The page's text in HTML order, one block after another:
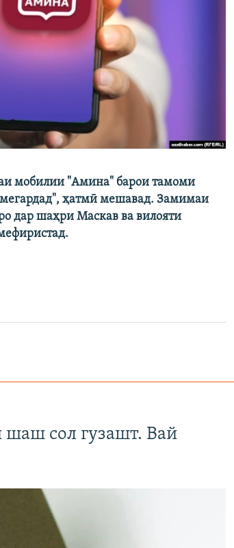
мобилии "Амина" барои тамоми
мегардад", ҳатмӣ мешавад. Замимаи
дар шаҳри Маскав ва вилояти
шаш сол гузашт. Вай